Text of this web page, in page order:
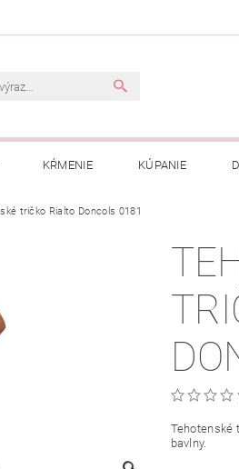
KŔMENIE KÚPANIE
OCHRANA OSOBNÝCH ÚDAJOV
tričko Rialto Doncols 0181
Tehotenské
bavlny.